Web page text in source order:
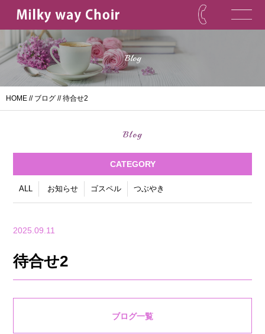
Blog
HOME // ブログ // 待合せ2
Blog
CATEGORY
ALL お知らせ ゴスペル つぶやき
2025.09.11
待合せ2
ブログ一覧